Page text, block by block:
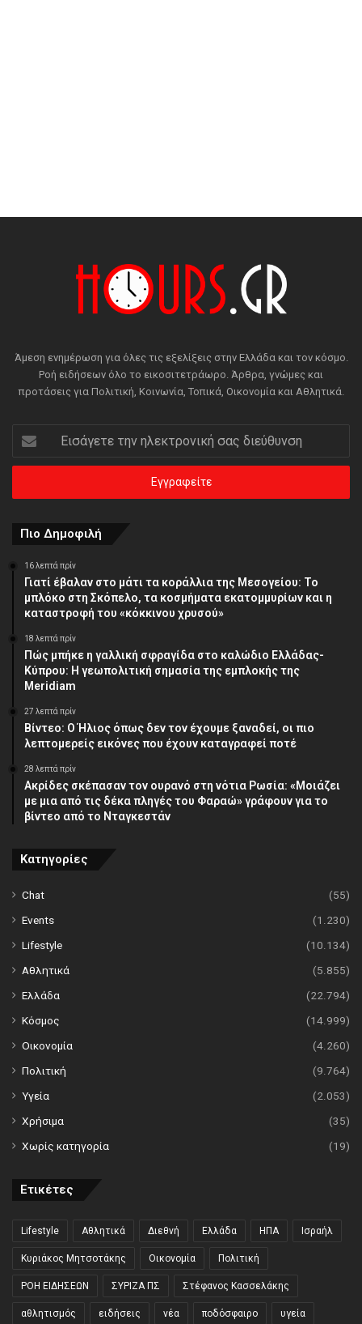
Άμεση ενημέρωση για όλες τις εξελίξεις στην Ελλάδα και τον κόσμο.
Ροή ειδήσεων όλο το εικοσιτετράωρο. Άρθρα, γνώμες και
προτάσεις για Πολιτική, Κοινωνία, Τοπικά, Οικονομία και Αθλητικά.
την
ηλεκτρονική
διεύθυνση
Πιο Δημοφιλή
16 λεπτά πρίν
Γιατί έβαλαν στο μάτι τα κοράλλια της Μεσογείου: Το
μπλόκο στη Σκόπελο, τα κοσμήματα εκατομμυρίων και η
καταστροφή του «κόκκινου χρυσού»
18 λεπτά πρίν
Πώς μπήκε η γαλλική σφραγίδα στο καλώδιο Ελλάδας-
Κύπρου: Η γεωπολιτική σημασία της εμπλοκής της
Meridiam
27 λεπτά πρίν
Βίντεο: Ο Ήλιος όπως δεν τον έχουμε ξαναδεί, οι πιο
λεπτομερείς εικόνες που έχουν καταγραφεί ποτέ
28 λεπτά πρίν
Ακρίδες σκέπασαν τον ουρανό στη νότια Ρωσία: «Μοιάζει
με μια από τις δέκα πληγές του Φαραώ» γράφουν για το
βίντεο από το Νταγκεστάν
Κατηγορίες
Chat
(55)
Events
(1.230)
Lifestyle
(10.134)
Αθλητικά
(5.855)
Ελλάδα
(22.794)
Κόσμος
(14.999)
Οικονομία
(4.260)
Πολιτική
(9.764)
Υγεία
(2.053)
Χρήσιμα
(35)
Χωρίς κατηγορία
(19)
Ετικέτες
Lifestyle Αθλητικά Διεθνή Ελλάδα ΗΠΑ Ισραήλ
Κυριάκος Μητσοτάκης Οικονομία Πολιτική
ΡΟΗ ΕΙΔΗΣΕΩΝ ΣΥΡΙΖΑ ΠΣ Στέφανος Κασσελάκης
αθλητισμός ειδήσεις νέα ποδόσφαιρο υγεία